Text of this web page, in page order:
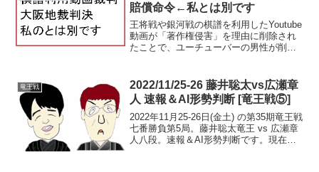
賠償命令←私とは別です
王将戦や銀河戦の棋譜を利用したYoutube
動画が「著作権侵害」を理由に削除され
たことで、ユーチューバーの男性が削除
Ch「【棋譜の権利裁判】大阪地裁の判決
を弁護士が基礎...
竜王戦
2022/11/25-26 藤井聡太vs広瀬章
人 速報＆AI形勢判断 [竜王戦⑤]
2022年11月25-26日(金土) の第35期竜王戦
七番勝負第5局。藤井聡太竜王 vs 広瀬章
人八段。速報＆AI形勢判断です。現在の